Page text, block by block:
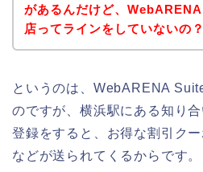
があるんだけど、
店ってラインをしていないの？
というのは、WebARENA
のですが、横浜駅にある知り
登録をすると、お得な割引ク
などが送られてくるからです。